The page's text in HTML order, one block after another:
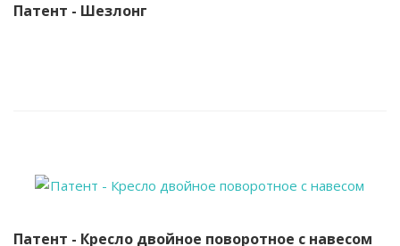
Патент - Шезлонг
Патент - Кресло двойное поворотное с навесом